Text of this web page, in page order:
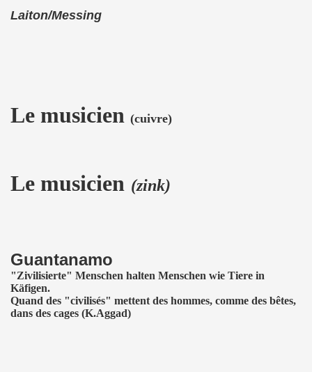
Laiton/Messing
Le musicien (cuivre)
Le musicien (zink)
Guantanamo
"Zivilisierte" Menschen halten Menschen wie Tiere in
Käfigen.
Quand des "civilisés" mettent des hommes, comme des bêtes,
dans des cages (K.Aggad)